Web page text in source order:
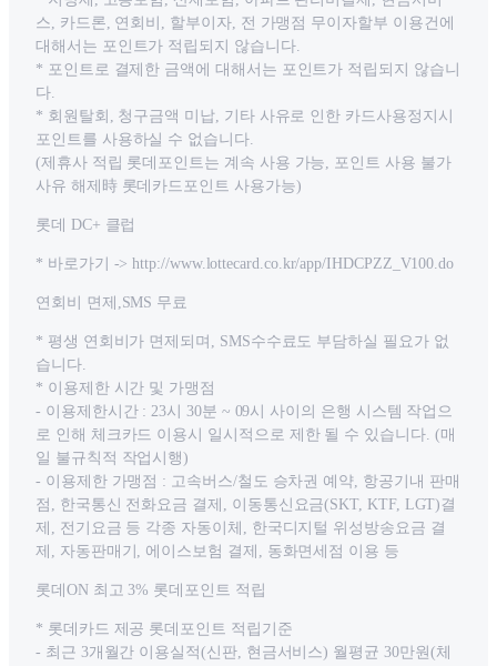
스, 카드론, 연회비, 할부이자, 전 가맹점 무이자할부 이용건에
대해서는 포인트가 적립되지 않습니다.
* 포인트로 결제한 금액에 대해서는 포인트가 적립되지 않습니
다.
* 회원탈회, 청구금액 미납, 기타 사유로 인한 카드사용정지시
포인트를 사용하실 수 없습니다.
(제휴사 적립 롯데포인트는 계속 사용 가능, 포인트 사용 불가
사유 해제時 롯데카드포인트 사용가능)
롯데 DC+ 클럽
* 바로가기 -> http://www.lottecard.co.kr/app/IHDCPZZ_V100.do
연회비 면제,SMS 무료
* 평생 연회비가 면제되며, SMS수수료도 부담하실 필요가 없
습니다.
* 이용제한 시간 및 가맹점
- 이용제한시간 : 23시 30분 ~ 09시 사이의 은행 시스템 작업으
로 인해 체크카드 이용시 일시적으로 제한 될 수 있습니다. (매
일 불규칙적 작업시행)
- 이용제한 가맹점 : 고속버스/철도 승차권 예약, 항공기내 판매
점, 한국통신 전화요금 결제, 이동통신요금(SKT, KTF, LGT)결
제, 전기요금 등 각종 자동이체, 한국디지털 위성방송요금 결
제, 자동판매기, 에이스보험 결제, 동화면세점 이용 등
롯데ON 최고 3% 롯데포인트 적립
* 롯데카드 제공 롯데포인트 적립기준
- 최근 3개월간 이용실적(신판, 현금서비스) 월평균 30만원(체